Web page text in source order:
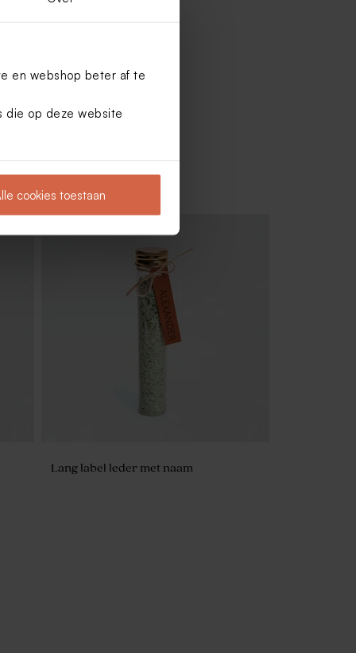
en webshop beter af te
die op deze website
cookies toestaan
De Bock suikerbonen mat wit 1kg (±
Lang label leder met naam